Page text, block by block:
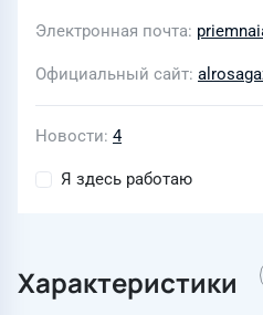
Электронная почта
Официальный сайт
Новости 4
Я здесь работаю
Характеристики